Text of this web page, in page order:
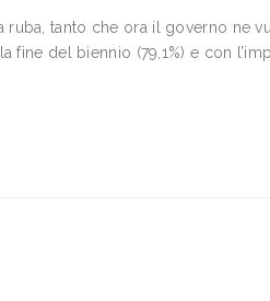
tanto che ora il governo ne
del bien­nio (79,1%) e con